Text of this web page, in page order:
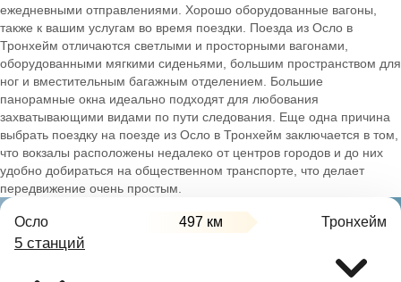
ежедневными отправлениями. Хорошо оборудованные вагоны,
также к вашим услугам во время поездки. Поезда из Осло в
Тронхейм отличаются светлыми и просторными вагонами,
оборудованными мягкими сиденьями, большим пространством для
ног и вместительным багажным отделением. Большие
панорамные окна идеально подходят для любования
захватывающими видами по пути следования. Еще одна причина
выбрать поездку на поезде из Осло в Тронхейм заключается в том,
что вокзалы расположены недалеко от центров городов и до них
удобно добираться на общественном транспорте, что делает
передвижение очень простым.
Осло 497 км Тронхейм
5 станций